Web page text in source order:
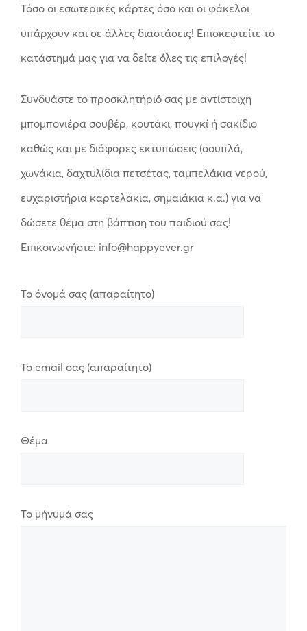
Τόσο οι εσωτερικές κάρτες όσο και οι φάκελοι
υπάρχουν και σε άλλες διαστάσεις! Επισκεφτείτε το
κατάστημά μας για να δείτε όλες τις επιλογές!
Συνδυάστε το προσκλητήριό σας με αντίστοιχη
μπομπονιέρα σουβέρ, κουτάκι, πουγκί ή σακίδιο
καθώς και με διάφορες εκτυπώσεις (σουπλά,
χωνάκια, δαχτυλίδια πετσέτας, ταμπελάκια νερού,
ευχαριστήρια καρτελάκια, σημαιάκια κ.α.) για να
δώσετε θέμα στη βάπτιση του παιδιού σας!
Επικοινωνήστε: info@happyever.gr
Το όνομά σας (απαραίτητο)
Το email σας (απαραίτητο)
Θέμα
Το μήνυμά σας